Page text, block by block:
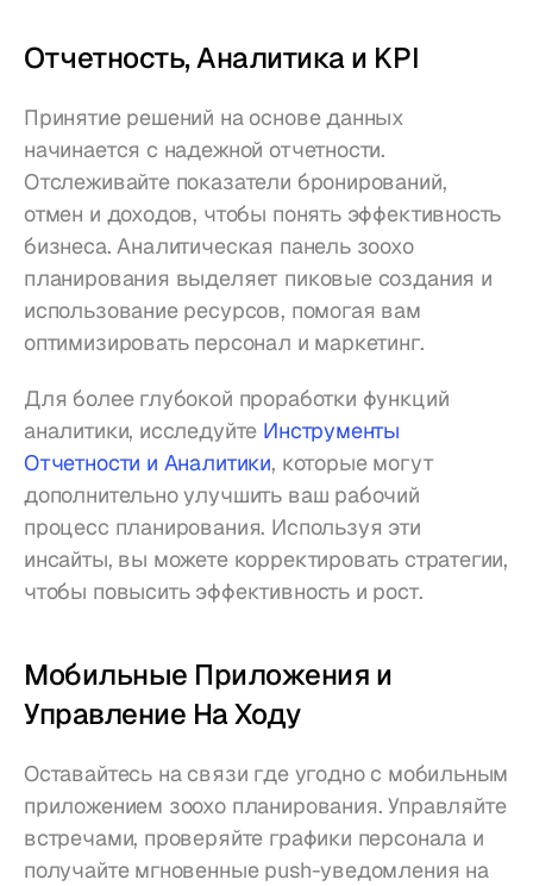
Отчетность, Аналитика и KPI
Принятие решений на основе данных
начинается с надежной отчетности.
Отслеживайте показатели бронирований,
отмен и доходов, чтобы понять эффективность
бизнеса. Аналитическая панель зоохо
планирования выделяет пиковые создания и
использование ресурсов, помогая вам
оптимизировать персонал и маркетинг.
Для более глубокой проработки функций
аналитики, исследуйте Инструменты
Отчетности и Аналитики, которые могут
дополнительно улучшить ваш рабочий
процесс планирования. Используя эти
инсайты, вы можете корректировать стратегии,
чтобы повысить эффективность и рост.
Мобильные Приложения и
Управление На Ходу
Оставайтесь на связи где угодно с мобильным
приложением зоохо планирования. Управляйте
встречами, проверяйте графики персонала и
получайте мгновенные push-уведомления на